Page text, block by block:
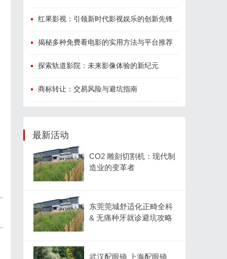
红果影视：引领新时代影视娱乐的创新先锋
揭秘多种免费看电影的实用方法与平台推荐
探索轨道影院：未来影像体验的新纪元
商标转让：交易风险与避坑指南
最新活动
CO2 雕刻切割机：现代制
造业的变革者
东莞莞城舒适化正畸全科
& 无痛种牙就诊避坑攻略
武汉配眼镜 上海配眼镜